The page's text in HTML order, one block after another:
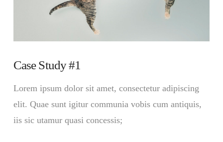
Case Study #1
Lorem ipsum dolor sit amet, consectetur adipiscing
elit. Quae sunt igitur communia vobis cum antiquis,
iis sic utamur quasi concessis;